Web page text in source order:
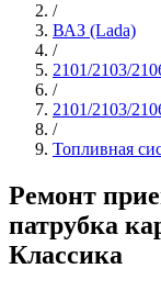
/
ВАЗ (Lada)
/
2101/2103/
/
2101/2103/
/
Топливная
Ремонт
патрубка
Классика